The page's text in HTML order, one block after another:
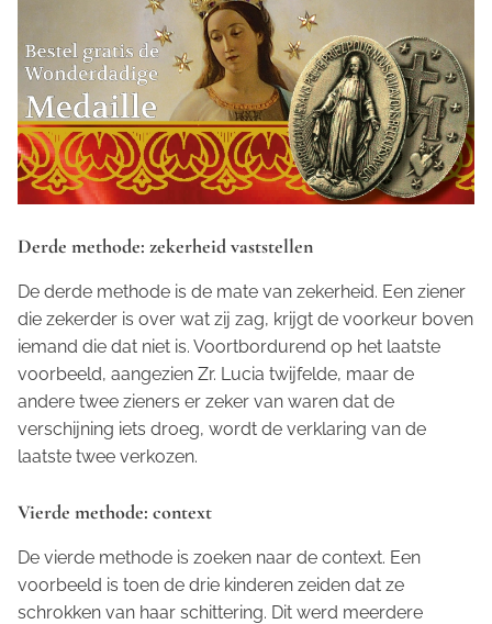
Derde methode: zekerheid vaststellen
De derde methode is de mate van zekerheid. Een ziener
die zekerder is over wat zij zag, krijgt de voorkeur boven
iemand die dat niet is. Voortbordurend op het laatste
voorbeeld, aangezien Zr. Lucia twijfelde, maar de
andere twee zieners er zeker van waren dat de
verschijning iets droeg, wordt de verklaring van de
laatste twee verkozen.
Vierde methode: context
De vierde methode is zoeken naar de context. Een
voorbeeld is toen de drie kinderen zeiden dat ze
schrokken van haar schittering. Dit werd meerdere